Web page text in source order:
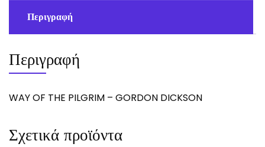
Περιγραφή
Περιγραφή
WAY OF THE PILGRIM – GORDON DICKSON
Σχετικά προϊόντα